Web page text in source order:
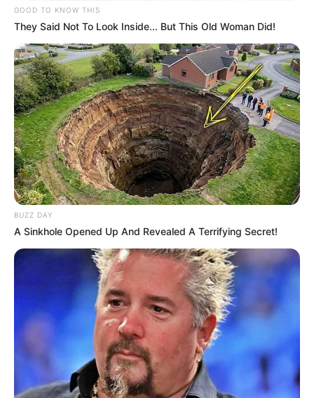
GOOD TO KNOW THIS
They Said Not To Look Inside... But This Old Woman Did!
BUZZ DAY
A Sinkhole Opened Up And Revealed A Terrifying Secret!